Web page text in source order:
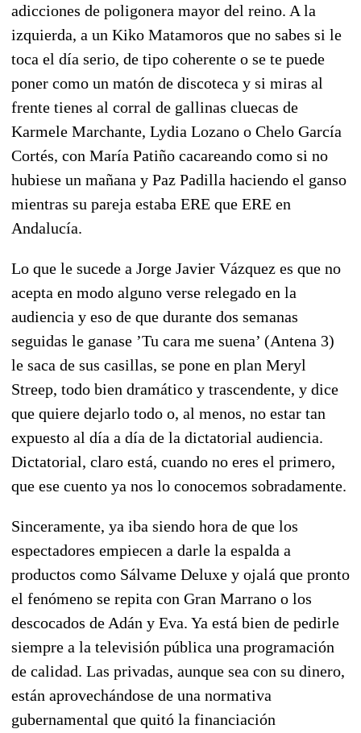
adicciones de poligonera mayor del reino. A la
izquierda, a un Kiko Matamoros que no sabes si le
toca el día serio, de tipo coherente o se te puede
poner como un matón de discoteca y si miras al
frente tienes al corral de gallinas cluecas de
Karmele Marchante, Lydia Lozano o Chelo García
Cortés, con María Patiño cacareando como si no
hubiese un mañana y Paz Padilla haciendo el ganso
mientras su pareja estaba ERE que ERE en
Andalucía.
Lo que le sucede a Jorge Javier Vázquez es que no
acepta en modo alguno verse relegado en la
audiencia y eso de que durante dos semanas
seguidas le ganase ’Tu cara me suena’ (Antena 3)
le saca de sus casillas, se pone en plan Meryl
Streep, todo bien dramático y trascendente, y dice
que quiere dejarlo todo o, al menos, no estar tan
expuesto al día a día de la dictatorial audiencia.
Dictatorial, claro está, cuando no eres el primero,
que ese cuento ya nos lo conocemos sobradamente.
Sinceramente, ya iba siendo hora de que los
espectadores empiecen a darle la espalda a
productos como Sálvame Deluxe y ojalá que pronto
el fenómeno se repita con Gran Marrano o los
descocados de Adán y Eva. Ya está bien de pedirle
siempre a la televisión pública una programación
de calidad. Las privadas, aunque sea con su dinero,
están aprovechándose de una normativa
gubernamental que quitó la financiación